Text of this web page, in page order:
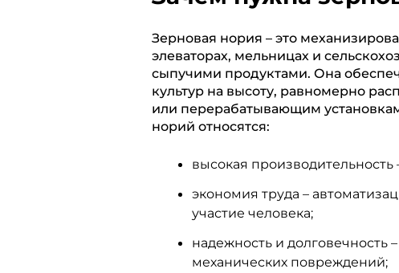
Зерновая нория – это
элеваторах, мельницах и
сыпучими продуктами. Она
культур на высоту, равномерно
или перерабатывающим
норий относятся:
высокая
экономия труда –
участие человека;
надежность и долговечность
механических повреждений;